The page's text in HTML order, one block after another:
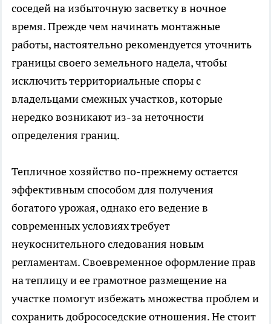
соседей на избыточную засветку в ночное
время. Прежде чем начинать монтажные
работы, настоятельно рекомендуется уточнить
границы своего земельного надела, чтобы
исключить территориальные споры с
владельцами смежных участков, которые
нередко возникают из-за неточности
определения границ.
Тепличное хозяйство по-прежнему остается
эффективным способом для получения
богатого урожая, однако его ведение в
современных условиях требует
неукоснительного следования новым
регламентам. Своевременное оформление прав
на теплицу и ее грамотное размещение на
участке помогут избежать множества проблем и
сохранить добрососедские отношения. Не стоит